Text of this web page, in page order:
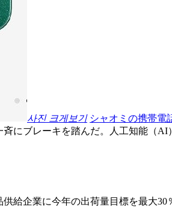
사진 크게보기 シャオミの携帯電
にブレーキを踏んだ。人工知能（
給企業に今年の出荷量目標を最大30